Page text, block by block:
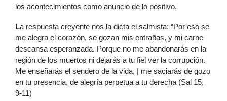
los acontecimientos como anuncio de lo positivo.
La respuesta creyente nos la dicta el salmista: “Por eso se
me alegra el corazón, se gozan mis entrañas, y mi carne
descansa esperanzada. Porque no me abandonarás en la
región de los muertos ni dejarás a tu fiel ver la corrupción.
Me enseñarás el sendero de la vida, | me saciarás de gozo
en tu presencia, de alegría perpetua a tu derecha (Sal 15,
9-11)